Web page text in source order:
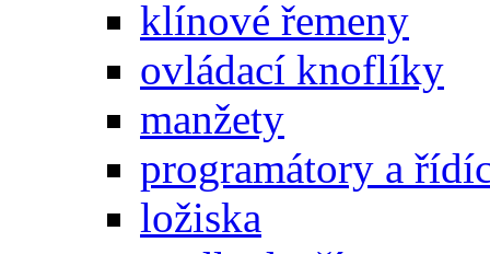
klínové řemeny
ovládací knoflíky
manžety
programátory a
ložiska